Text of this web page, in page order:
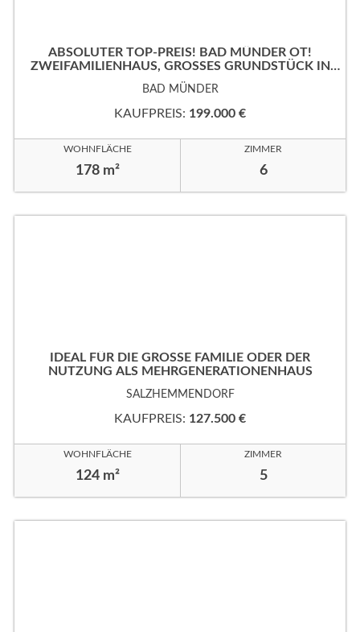
ABSOLUTER TOP-PREIS! BAD MÜNDER OT!
ZWEIFAMILIENHAUS, GROSSES GRUNDSTÜCK IN B
EVORZUGTER WOHNLAGE!
BAD MÜNDER
KAUFPREIS: 199.000 €
WOHNFLÄCHE
178 m²
ZIMMER
6
IDEAL FÜR DIE GROSSE FAMILIE ODER DER
NUTZUNG ALS MEHRGENERATIONENHAUS
SALZHEMMENDORF
KAUFPREIS: 127.500 €
WOHNFLÄCHE
124 m²
ZIMMER
5